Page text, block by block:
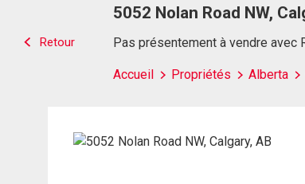
Retour
5052 Nolan Road NW,
Pas présentement à vendre avec
Accueil Propriétés Alberta